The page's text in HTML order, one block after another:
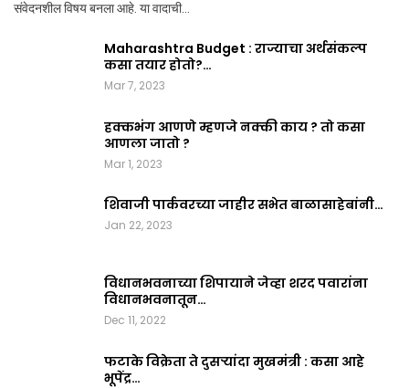
संवेदनशील विषय बनला आहे. या वादाची…
Maharashtra Budget : राज्याचा अर्थसंकल्प
कसा तयार होतो?…
Mar 7, 2023
हक्कभंग आणणे म्हणजे नक्की काय ? तो कसा
आणला जातो ?
Mar 1, 2023
शिवाजी पार्कवरच्या जाहीर सभेत बाळासाहेबांनी…
Jan 22, 2023
विधानभवनाच्या शिपायाने जेव्हा शरद पवारांना
विधानभवनातून…
Dec 11, 2022
फटाके विक्रेता ते दुसऱ्यांदा मुखमंत्री : कसा आहे
भूपेंद्र…